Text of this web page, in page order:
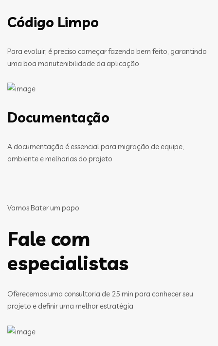
Código Limpo
Para evoluir, é preciso começar fazendo bem feito, garantindo
uma boa manutenibilidade da aplicação
Documentação
A documentação é essencial para migração de equipe,
ambiente e melhorias do projeto
Vamos Bater um papo
Fale com
especialistas
Oferecemos uma consultoria de 25 min para conhecer seu
projeto e definir uma melhor estratégia